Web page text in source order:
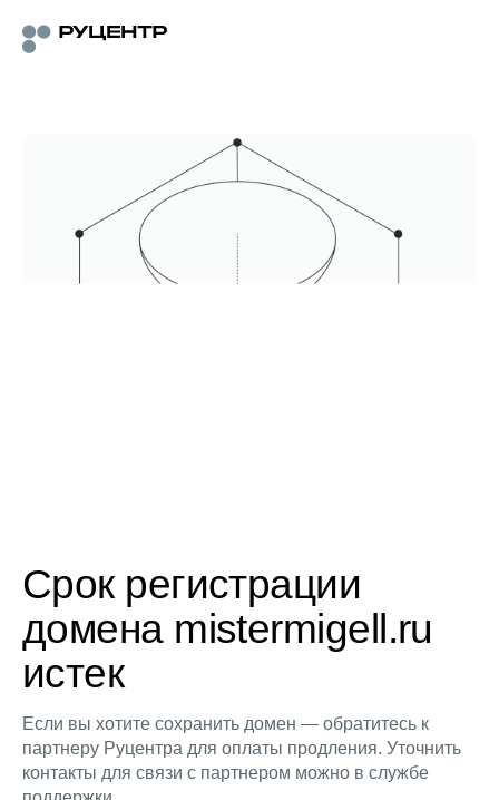
Срок регистрации
домена mistermigell.ru
истек
Если вы хотите сохранить домен — обратитесь к
партнеру Руцентра для оплаты продления. Уточнить
контакты для связи с партнером можно в службе